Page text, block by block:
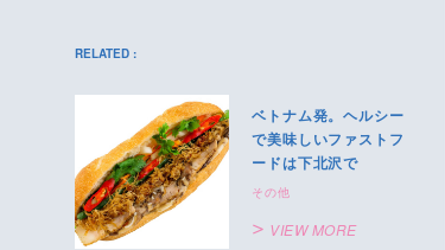
RELATED :
ベトナム発。ヘルシー
で美味しいファストフ
ードは下北沢で
その他
VIEW MORE